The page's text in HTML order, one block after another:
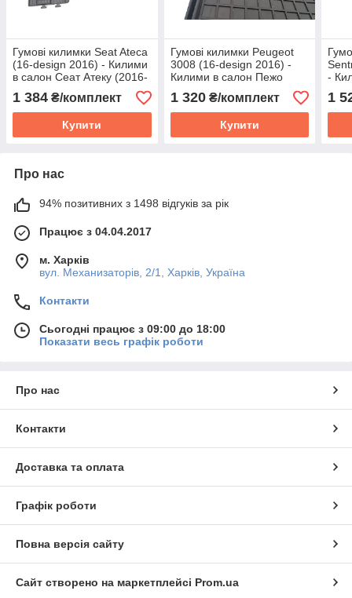
Гумові килимки Seat Ateca
(16-design 2016) - Килими
в салон Сеат Атеку (2016-
н. у)
1 384 ₴/комплект
Купити
Гумові килимки Peugeot
3008 (16-design 2016) -
Килими в салон Пежо
3008 (2016-н. у)
1 320₴/комплект
Купити
-
1
Про нас
94% позитивних з 1498 відгуків за рік
Працює з 04.04.2017
м. Харків
вул. Механизаторів, 2/1, Харків, Україна
Контакти
Сьогодні працює з 09:00 до 18:00
Показати весь графік роботи
Про нас
Контакти
Доставка та оплата
Графік роботи
Повна версія сайту
Сайт створено на маркетплейсі Prom.ua